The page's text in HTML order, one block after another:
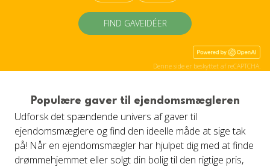
FIND GAVEIDÉER
Denne side er beskyttet af reCAPTCHA.
Populære gaver til ejendomsmægleren
Udforsk det spændende univers af gaver til
ejendomsmæglere og find den ideelle måde at sige tak
på! Når en ejendomsmægler har hjulpet dig med at finde
drømmehjemmet eller solgt din bolig til den rigtige pris,